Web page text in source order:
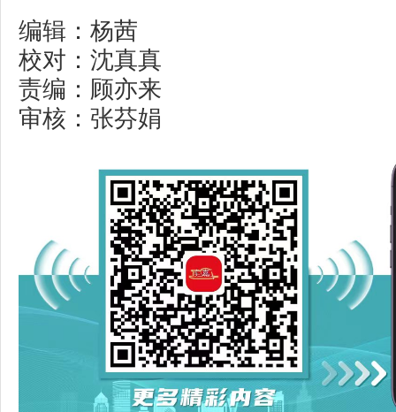
编辑：杨茜
校对：沈真真
责编：顾亦来
审核：张芬娟